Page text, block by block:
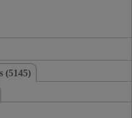
(5145)